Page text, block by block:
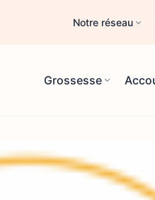
Notre réseau
Grossesse